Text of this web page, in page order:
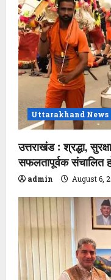
Uttarakhand News
उत्तराखंड : श्रद्धा,
सफलतापूर्वक संचालित
admin August 6,